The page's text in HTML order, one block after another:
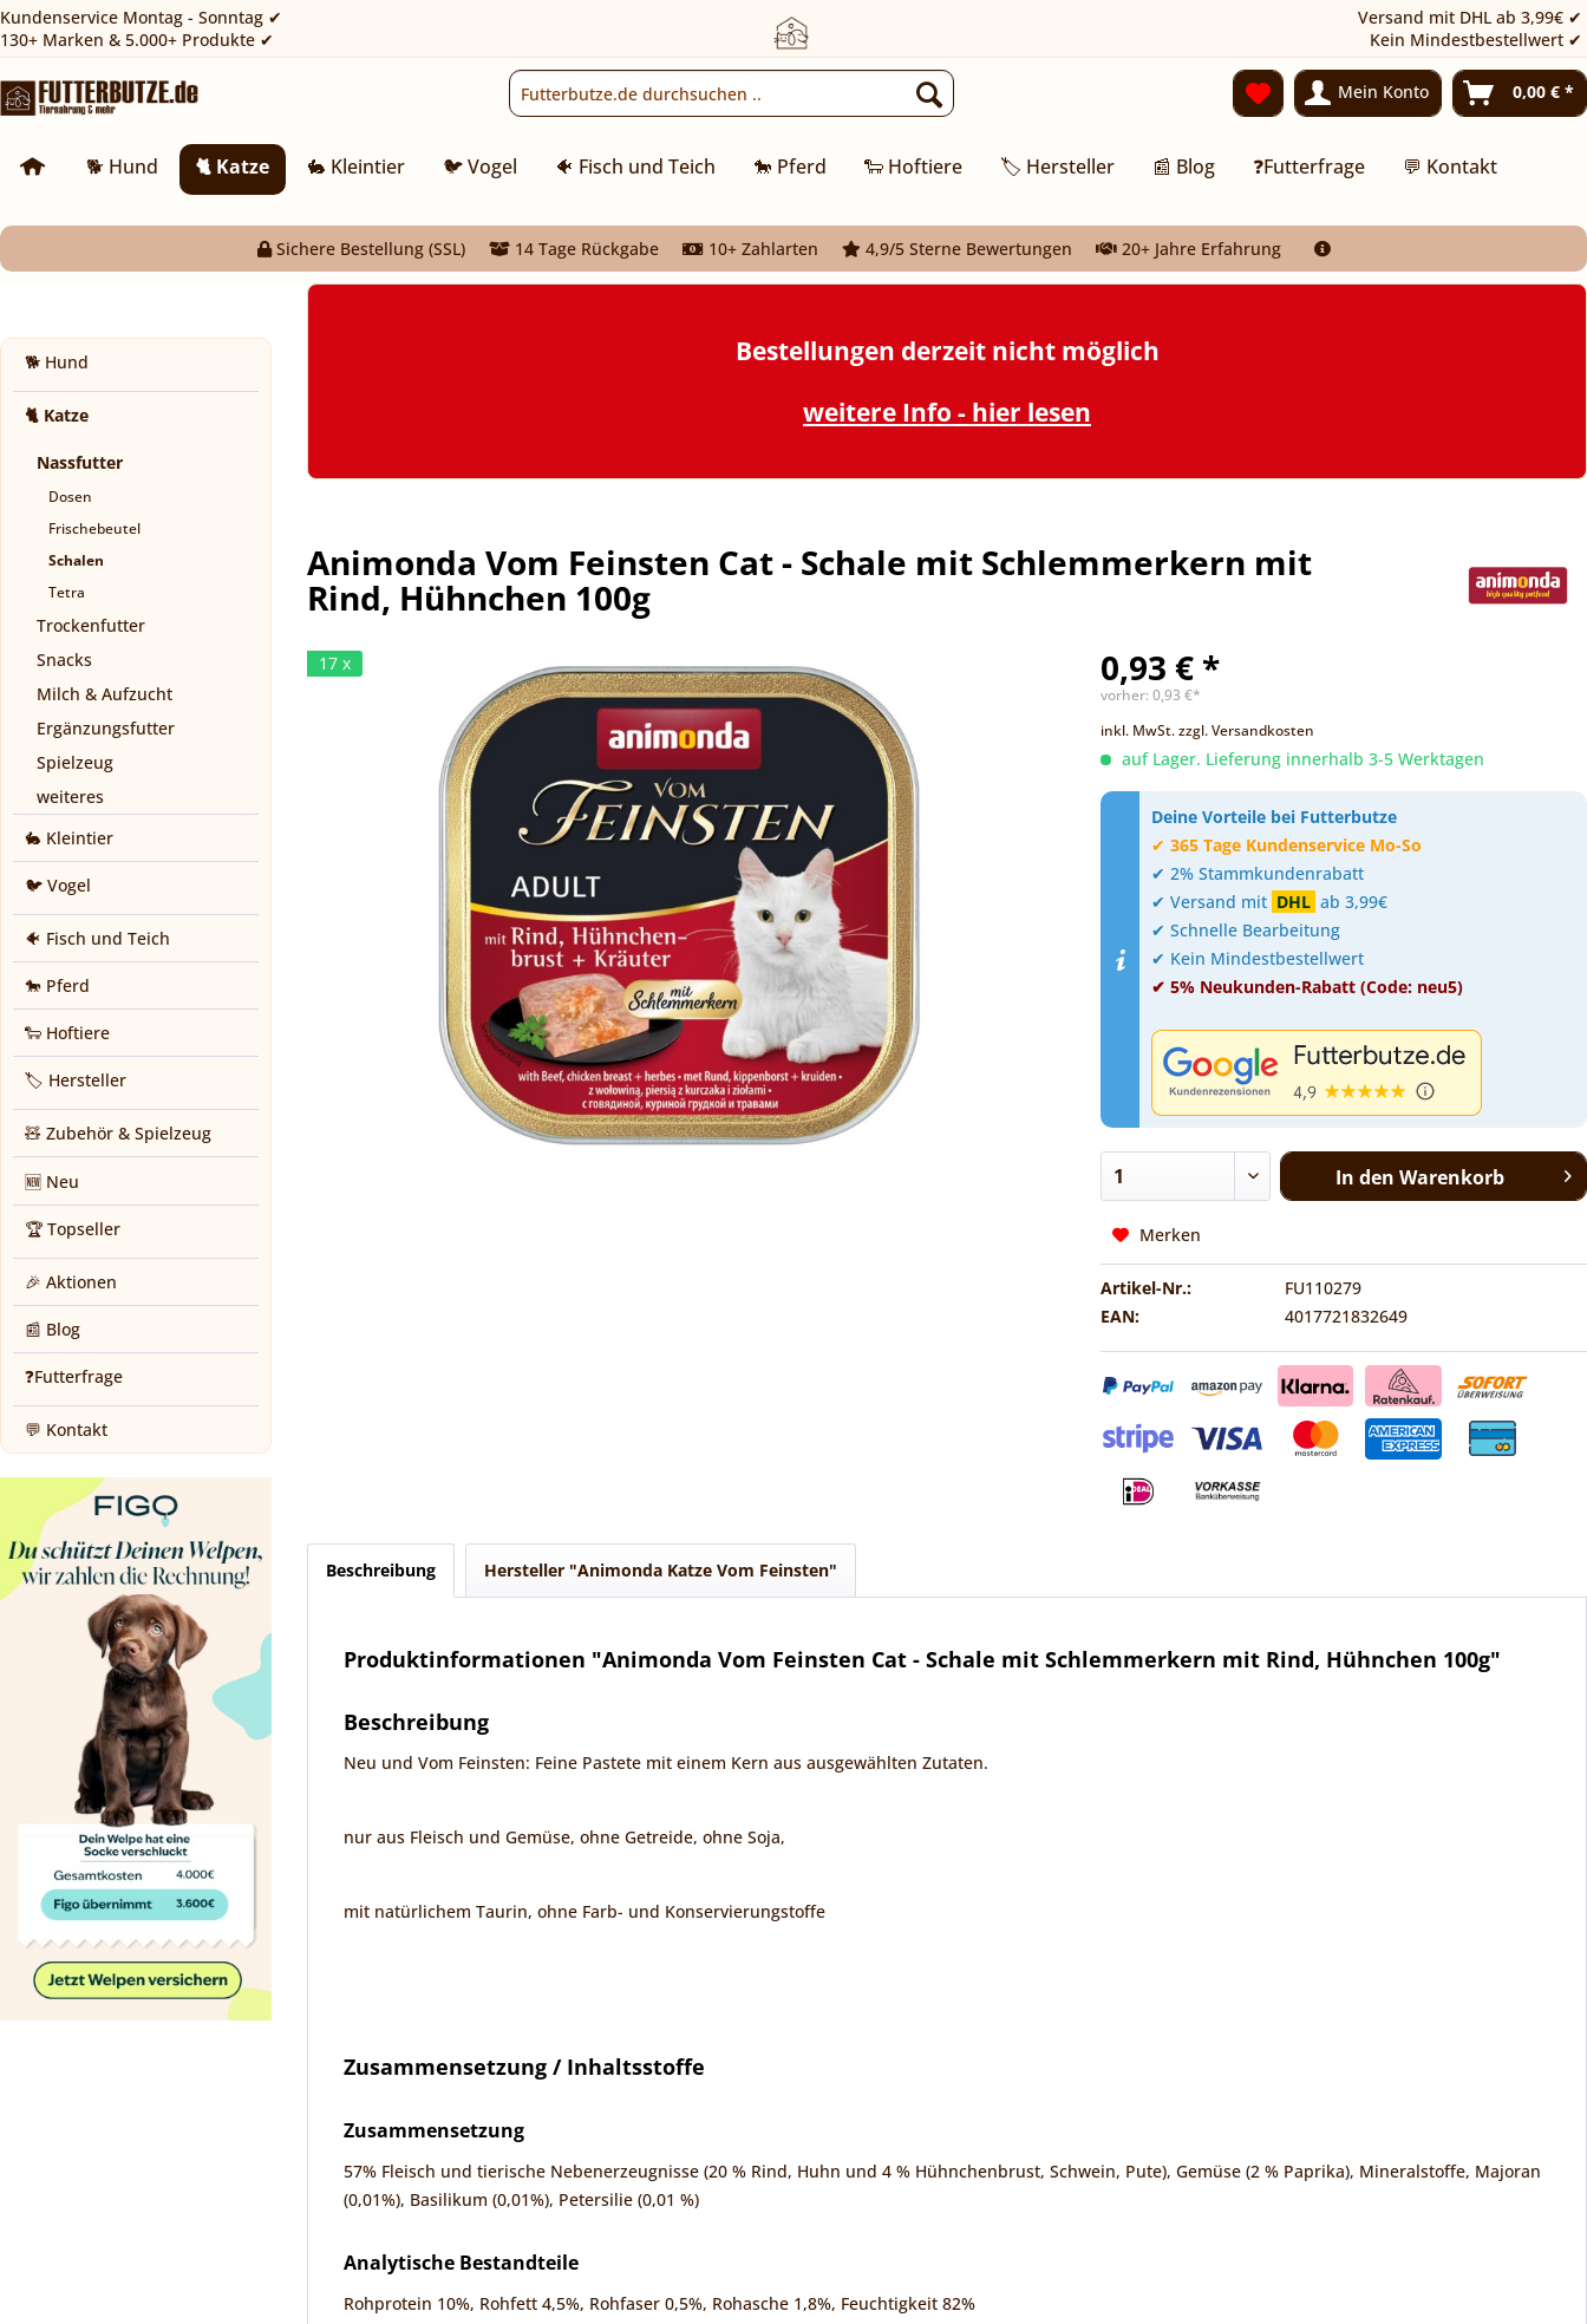
Kundenservice Montag - Sonntag ✔
130+ Marken & 5.000+ Produkte ✔
Versand mit DHL ab 3,99€ ✔
Kein Mindestbestellwert ✔
Mein Konto 0,00 € *
🐕 Hund 🐈 Katze 🐇 Kleintier 🐦 Vogel 🐠 Fisch und Teich 🐎 Pferd 🐑 Hoftiere 🏷️ Hersteller 📰 Blog ❓Futterfrage 💬 Kontakt
Sichere Bestellung (SSL) 14 Tage Rückgabe 10+ Zahlarten 4,9/5 Sterne Bewertungen 20+ Jahre Erfahrung
🐕 Hund
🐈 Katze
Nassfutter
Dosen
Frischebeutel
Schalen
Tetra
Trockenfutter
Snacks
Milch & Aufzucht
Ergänzungsfutter
Spielzeug
weiteres
🐇 Kleintier
🐦 Vogel
🐠 Fisch und Teich
🐎 Pferd
🐑 Hoftiere
🏷️ Hersteller
🧸 Zubehör & Spielzeug
🆕 Neu
🏆 Topseller
🎉 Aktionen
📰 Blog
❓Futterfrage
💬 Kontakt
Bestellungen derzeit nicht möglich
weitere Info - hier lesen
Animonda Vom Feinsten Cat - Schale mit Schlemmerkern mit
Rind, Hühnchen 100g
17 x 0,93 € *
vorher:0,93 €*
inkl. MwSt.zzgl. Versandkosten
auf Lager. Lieferung innerhalb 3-5 Werktagen
Deine Vorteile bei Futterbutze
✔365 Tage Kundenservice Mo-So
✔ 2% Stammkundenrabatt
✔ Versand mit DHL ab 3,99€
✔ Schnelle Bearbeitung
✔ Kein Mindestbestellwert
✔ 5% Neukunden-Rabatt (Code: neu5)
In den Warenkorb
Merken
Artikel-Nr.:
FU110279
EAN:
4017721832649
Beschreibung Hersteller "Animonda Katze Vom Feinsten"
Produktinformationen "Animonda Vom Feinsten Cat - Schale mit Schlemmerkern mit Rind, Hühnchen 100g"
Beschreibung
Neu und Vom Feinsten: Feine Pastete mit einem Kern aus ausgewählten Zutaten.
nur aus Fleisch und Gemüse, ohne Getreide, ohne Soja,
mit natürlichem Taurin, ohne Farb- und Konservierungstoffe
Zusammensetzung / Inhaltsstoffe
Zusammensetzung
57% Fleisch und tierische Nebenerzeugnisse (20 % Rind, Huhn und 4 % Hühnchenbrust, Schwein, Pute), Gemüse (2 % Paprika), Mineralstoffe, Majoran
(0,01%), Basilikum (0,01%), Petersilie (0,01 %)
Analytische Bestandteile
Rohprotein 10%, Rohfett 4,5%, Rohfaser 0,5%, Rohasche 1,8%, Feuchtigkeit 82%